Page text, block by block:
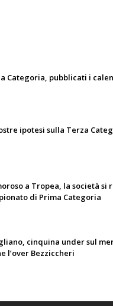
Categoria, pubblicati i
ipotesi sulla Terza
a Tropea, la società si
di Prima Categoria
cinquina under sul
l’over Bezziccheri